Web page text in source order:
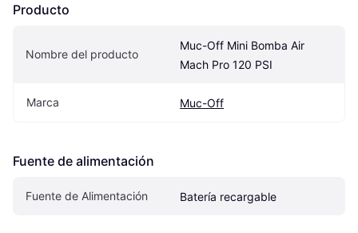
Producto
Nombre del producto
Muc-Off Mini Bomba Air
Mach Pro 120 PSI
Marca Muc-Off
Fuente de alimentación
Fuente de Alimentación Batería recargable